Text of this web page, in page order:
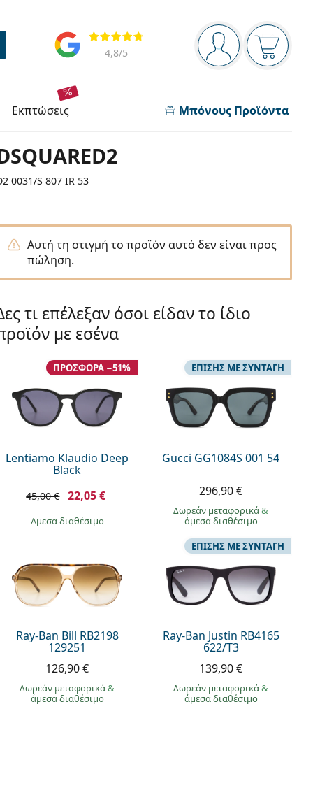
Πίνακας πλοήγησης
Είστε
Το
Αξιολογήσεις
4,8/5
εκπτώσεις Μπόνους Προϊόντα
0031/S 807 IR 53
Αυτή τη στιγμή το προϊόν αυτό δεν είναι προς
πώληση.
τι επέλεξαν όσοι είδαν το ίδιο
με εσένα
Lentiamo Klaudio Deep
Black
ΠΡΟΣΦΟΡΆ −51%
45,00 € 22,05 €
άμεσα διαθέσιμο
Gucci GG1084S 001 54
ΕΠΊΣΗΣ ΜΕ ΣΥΝΤΑΓΉ
296,90 €
Δωρεάν μεταφορικά&
άμεσα διαθέσιμο
Ray-Ban Bill RB2198
129251
126,90 €
Δωρεάν μεταφορικά&
άμεσα διαθέσιμο
Ray-Ban Justin RB4165
622/T3
ΕΠΊΣΗΣ ΜΕ ΣΥΝΤΑΓΉ
139,90 €
Δωρεάν μεταφορικά&
άμεσα διαθέσιμο